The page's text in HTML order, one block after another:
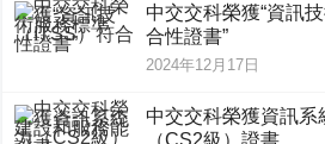
中交交科榮獲“資訊
合性證書”
2024年12月17日
中交交科榮獲資訊系
（CS2級）證書